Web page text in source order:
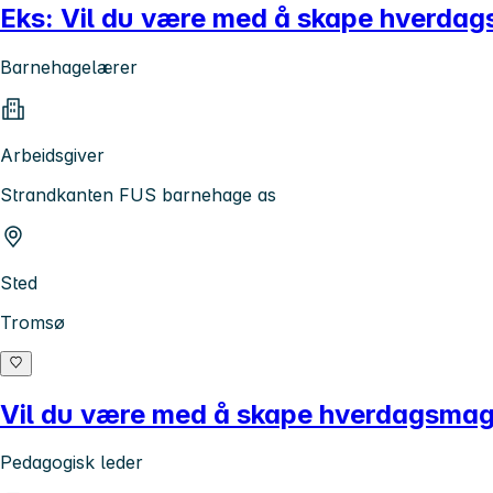
Eks: Vil du være med å skape
Barnehagelærer
Arbeidsgiver
Strandkanten FUS barnehage as
Sted
Tromsø
Vil du være med å skape
Pedagogisk leder